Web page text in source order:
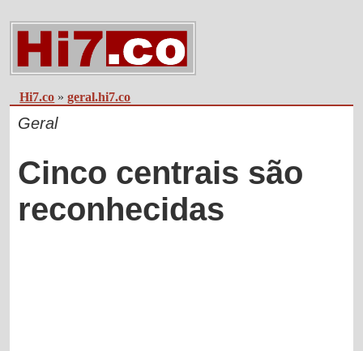
Hi7.co »geral.hi7.co
Geral
Cinco centrais são
reconhecidas